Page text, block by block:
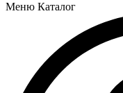
Меню Каталог